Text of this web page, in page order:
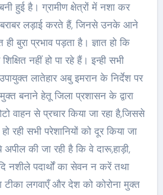
हुई है। ग्रामीण क्षेत्रों में नशा कर
बराबर लड़ाई करते हैं, जिनसे उनके आने
बुरा प्रभाव पड़ता है। ज्ञात हो कि
नहीं हो पा रहे हैं। इन्ही सभी
लातेहार अबु इमरान के निर्देश पर
बनाने हेतू जिला प्रशासन के द्वारा
वाहन से प्रचार किया जा रहा है,जिससे
रही सभी परेशानियों को दूर किया जा
की जा रही है कि वे दारू,हाड़ी,
नशीले पदार्थों का सेवन न करें तथा
लगवाएँ और देश को कोरोना मुक्त